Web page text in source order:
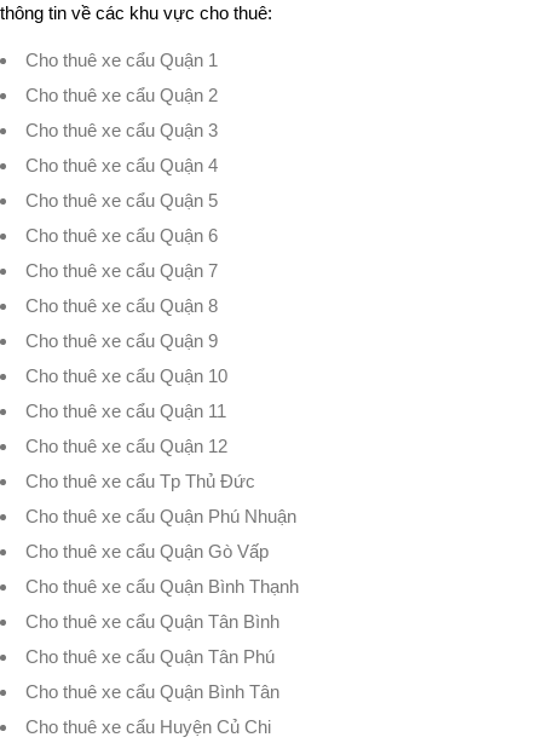
thông tin về các khu vực cho thuê:
Cho thuê xe cẩu Quận 1
Cho thuê xe cẩu Quận 2
Cho thuê xe cẩu Quận 3
Cho thuê xe cẩu Quận 4
Cho thuê xe cẩu Quận 5
Cho thuê xe cẩu Quận 6
Cho thuê xe cẩu Quận 7
Cho thuê xe cẩu Quận 8
Cho thuê xe cẩu Quận 9
Cho thuê xe cẩu Quận 10
Cho thuê xe cẩu Quận 11
Cho thuê xe cẩu Quận 12
Cho thuê xe cẩu Tp Thủ Đức
Cho thuê xe cẩu Quận Phú Nhuận
Cho thuê xe cẩu Quận Gò Vấp
Cho thuê xe cẩu Quận Bình Thạnh
Cho thuê xe cẩu Quận Tân Bình
Cho thuê xe cẩu Quận Tân Phú
Cho thuê xe cẩu Quận Bình Tân
Cho thuê xe cẩu Huyện Củ Chi